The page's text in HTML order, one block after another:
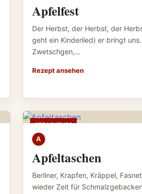
Apfelfest
Der Herbst, der Herbst, der
geht ein Kinderlied) er bringt
Zwetschgen,…
Rezept ansehen
GEBACKENES
A
Apfeltaschen
Berliner, Krapfen, Kräppel,
wieder Zeit für